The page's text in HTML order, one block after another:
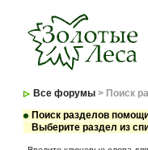
Все форумы > Поиск
Поиск разделов
Выберите раздел из